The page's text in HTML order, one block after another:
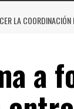
LA
a